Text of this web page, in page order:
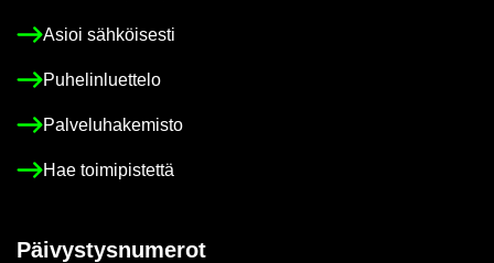
Asioi säh­köi­ses­ti
Pu­he­lin­luet­te­lo
Pal­ve­lu­ha­ke­mis­to
Hae toi­mi­pis­tet­tä
Päi­vys­tys­nu­me­rot